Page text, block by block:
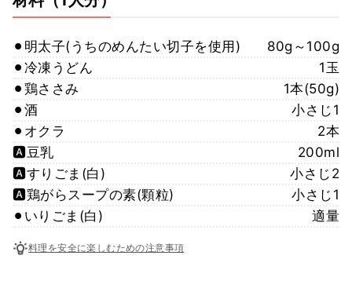
⚫︎明太子(うちのめんたい切子を使用)
80g～100g
⚫︎冷凍うどん
1玉
⚫︎鶏ささみ
1本(50g)
⚫︎酒
小さじ1
⚫︎オクラ
2本
🅰️豆乳
200ml
🅰️すりごま(白)
小さじ2
🅰️鶏がらスープの素(顆粒)
小さじ1
⚫︎いりごま(白)
適量
料理を安全に楽しむための注意事項